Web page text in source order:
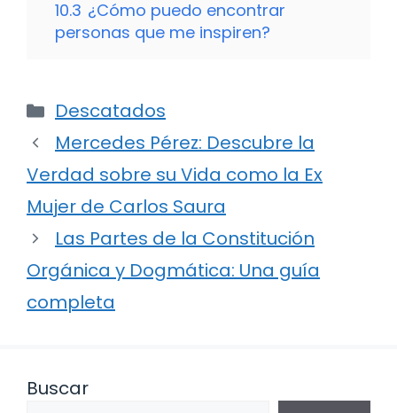
10.3 ¿Cómo puedo encontrar
personas que me inspiren?
Categorías
Descatados
Mercedes Pérez: Descubre la
Verdad sobre su Vida como la Ex
Mujer de Carlos Saura
Las Partes de la Constitución
Orgánica y Dogmática: Una guía
completa
Buscar